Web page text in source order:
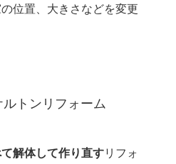
位置、大きさなどを変更
トンリフォーム
解体して作り直すリフォ